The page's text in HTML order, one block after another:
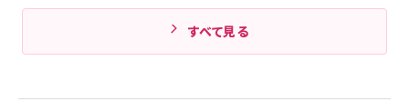
すべて見る